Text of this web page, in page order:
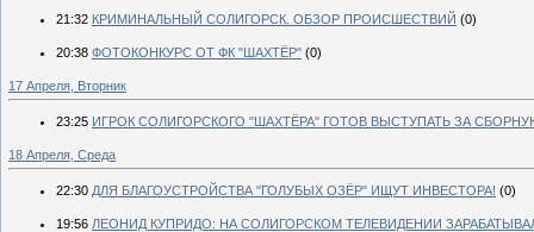
21:32 КРИМИНАЛЬНЫЙ СОЛИГОРСК. ОБЗОР ПРОИСШЕСТВИЙ (0)
20:38 ФОТОКОНКУРС ОТ ФК "ШАХТЁР" (0)
17 Апреля, Вторник
23:25 ИГРОК СОЛИГОРСКОГО "ШАХТЁРА" ГОТОВ ВЫСТУПАТЬ ЗА
18 Апреля, Среда
22:30 ДЛЯ БЛАГОУСТРОЙСТВА "ГОЛУБЫХ ОЗЁР" ИЩУТ ИНВЕСТОРА! (0)
19:56 ЛЕОНИД КУПРИДО: НА СОЛИГОРСКОМ ТЕЛЕВИДЕНИИ